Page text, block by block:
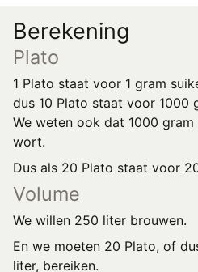
Berekening
Plato
1 Plato staat voor 1 gram
dus 10 Plato staat voor 1000
We weten ook dat 1000
wort.
Dus als 20 Plato staat voor
Volume
We willen 250 liter brouwen.
En we moeten 20 Plato, of
liter, bereiken.